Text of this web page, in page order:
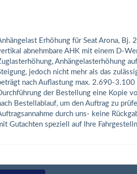
Erhöhung für Seat Arona,
abnehmbare AHK mit einem D-
Anhängelasterhöhung
jedoch nicht mehr als das
nach Auflastung max. 2.690-
der Bestellung eine Kopie
Bestellablauf, um den Auftrag zu
durch uns- keine
Gutachten speziell auf Ihre